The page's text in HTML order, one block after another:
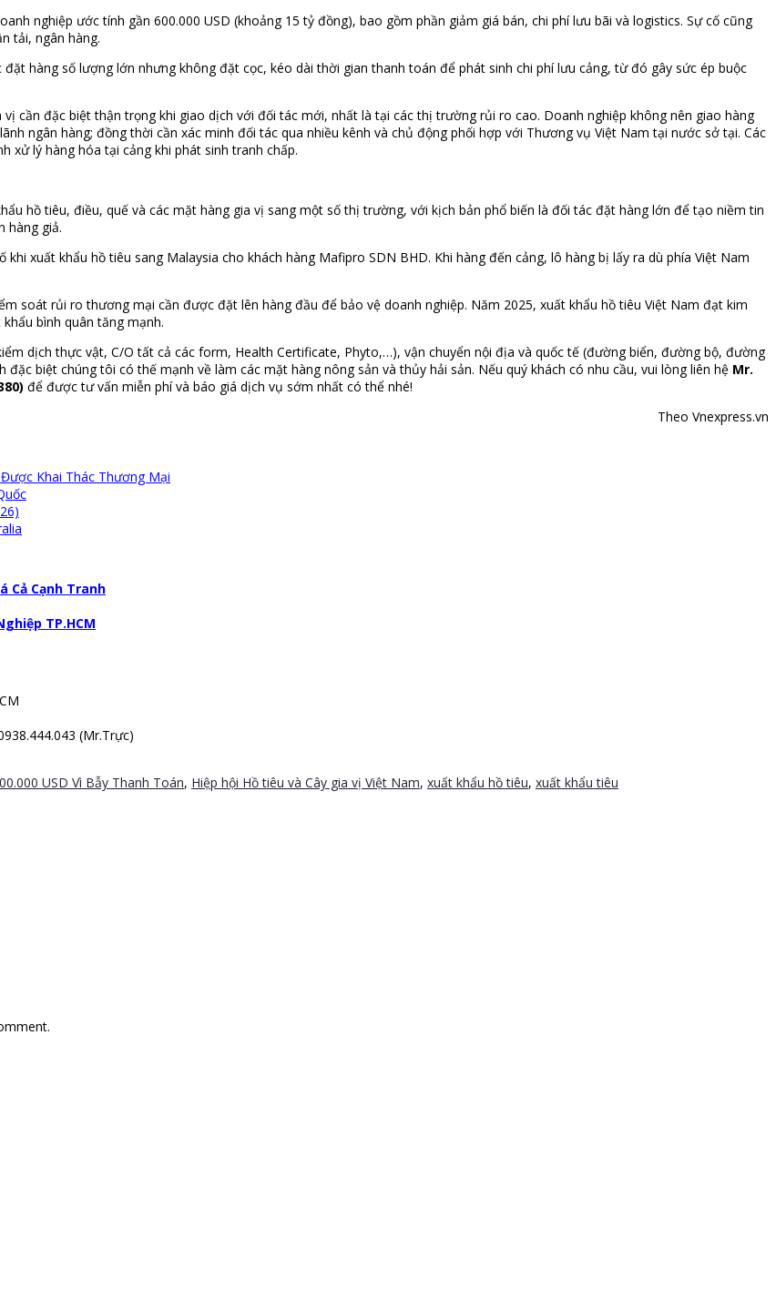
nghiệp ước tính gần 600.000 USD (khoảng 15 tỷ đồng), bao gồm phần giảm giá bán, chi phí lưu bãi và logistics. Sự cố cũng
tải, ngân hàng.
hàng số lượng lớn nhưng không đặt cọc, kéo dài thời gian thanh toán để phát sinh chi phí lưu cảng, từ đó gây sức ép buộc
cần đặc biệt thận trọng khi giao dịch với đối tác mới, nhất là tại các thị trường rủi ro cao. Doanh nghiệp không nên giao hàng
ngân hàng; đồng thời cần xác minh đối tác qua nhiều kênh và chủ động phối hợp với Thương vụ Việt Nam tại nước sở tại. Các
xử lý hàng hóa tại cảng khi phát sinh tranh chấp.
hồ tiêu, điều, quế và các mặt hàng gia vị sang một số thị trường, với kịch bản phổ biến là đối tác đặt hàng lớn để tạo niềm tin
hàng giả.
xuất khẩu hồ tiêu sang Malaysia cho khách hàng Mafipro SDN BHD. Khi hàng đến cảng, lô hàng bị lấy ra dù phía Việt Nam
soát rủi ro thương mại cần được đặt lên hàng đầu để bảo vệ doanh nghiệp. Năm 2025, xuất khẩu hồ tiêu Việt Nam đạt kim
bình quân tăng mạnh.
dịch thực vật, C/O tất cả các form, Health Certificate, Phyto,…), vận chuyển nội địa và quốc tế (đường biển, đường bộ, đường
biệt chúng tôi có thế mạnh về làm các mặt hàng nông sản và thủy hải sản. Nếu quý khách có nhu cầu, vui lòng liên hệ Mr.
để được tư vấn miễn phí và báo giá dịch vụ sớm nhất có thể nhé!
Theo Vnexpress.vn
Khai Thác Thương Mại
Cả Cạnh Tranh
TP.HCM
(Mr.Trực)
USD Vì Bẫy Thanh Toán, Hiệp hội Hồ tiêu và Cây gia vị Việt Nam, xuất khẩu hồ tiêu, xuất khẩu tiêu